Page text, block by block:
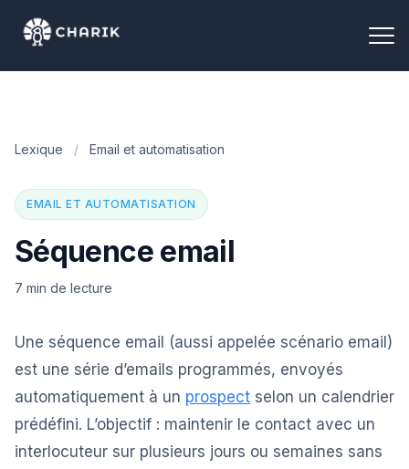
Lexique / Email et automatisation
EMAIL ET AUTOMATISATION
Séquence email
7 min de lecture
Une séquence email (aussi appelée scénario email)
est une série d’emails programmés, envoyés
automatiquement à un prospect selon un calendrier
prédéfini. L’objectif : maintenir le contact avec un
interlocuteur sur plusieurs jours ou semaines sans